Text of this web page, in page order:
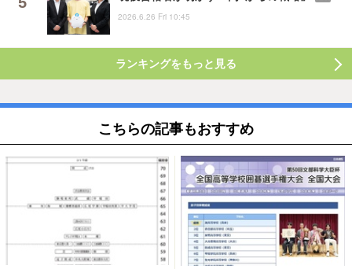
2026.6.26 Fri 10:45
ランキングをもっと見る
こちらの記事もおすすめ